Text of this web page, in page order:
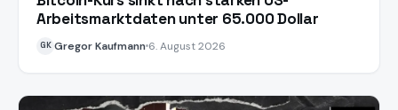
Arbeitsmarktdaten unter 65.000 Dollar
GK Gregor Kaufmann 6. August 2026